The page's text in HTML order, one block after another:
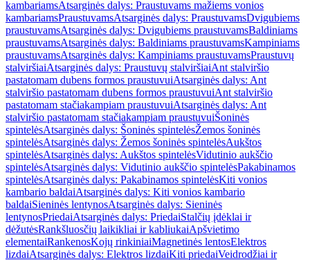
kambariamsAtsarginės dalys: Praustuvams mažiems vonios
kambariamsPraustuvamsAtsarginės dalys: PraustuvamsDvigubiems
praustuvamsAtsarginės dalys: Dvigubiems praustuvamsBaldiniams
praustuvamsAtsarginės dalys: Baldiniams praustuvamsKampiniams
praustuvamsAtsarginės dalys: Kampiniams praustuvamsPraustuvų
stalviršiaiAtsarginės dalys: Praustuvų stalviršiaiAnt stalviršio
pastatomam dubens formos praustuvuiAtsarginės dalys: Ant
stalviršio pastatomam dubens formos praustuvuiAnt stalviršio
pastatomam stačiakampiam praustuvuiAtsarginės dalys: Ant
stalviršio pastatomam stačiakampiam praustuvuiŠoninės
spintelėsAtsarginės dalys: Šoninės spintelėsŽemos šoninės
spintelėsAtsarginės dalys: Žemos šoninės spintelėsAukštos
spintelėsAtsarginės dalys: Aukštos spintelėsVidutinio aukščio
spintelėsAtsarginės dalys: Vidutinio aukščio spintelėsPakabinamos
spintelėsAtsarginės dalys: Pakabinamos spintelėsKiti vonios
kambario baldaiAtsarginės dalys: Kiti vonios kambario
baldaiSieninės lentynosAtsarginės dalys: Sieninės
lentynosPriedaiAtsarginės dalys: PriedaiStalčių įdėklai ir
dėžutėsRankšluosčių laikikliai ir kabliukaiApšvietimo
elementaiRankenosKojų rinkiniaiMagnetinės lentosElektros
lizdaiAtsarginės dalys: Elektros lizdaiKiti priedaiVeidrodžiai ir